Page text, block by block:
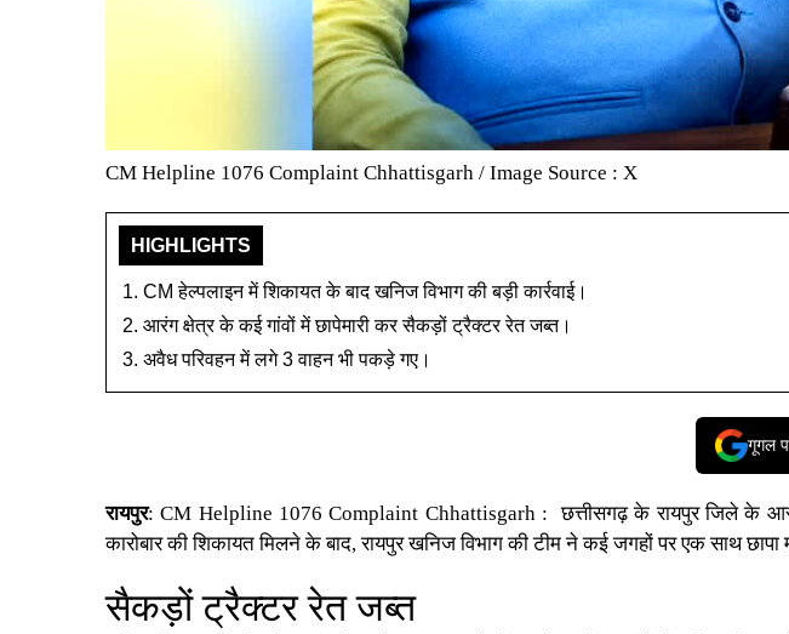
CM Helpline 1076 Complaint Chhattisgarh / Image Source : X
HIGHLIGHTS
CM हेल्पलाइन में शिकायत के बाद खनिज विभाग की बड़ी कार्रवाई।
आरंग क्षेत्र के कई गांवों में छापेमारी कर सैकड़ों ट्रैक्टर रेत जब्त।
अवैध परिवहन में लगे 3 वाहन भी पकड़े गए।
गूगल
रायपुर:CM Helpline 1076 Complaint Chhattisgarh : छत्तीसगढ़ के रायपुर जिले के
कारोबार की शिकायत मिलने के बाद, रायपुर खनिज विभाग की टीम ने कई जगहों पर एक साथ छापा
सैकड़ों ट्रैक्टर रेत जब्त